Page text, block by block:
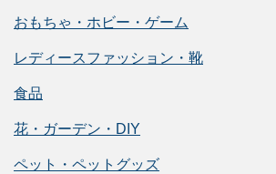
おもちゃ・ホビー・ゲーム
レディースファッション・靴
食品
花・ガーデン・DIY
ペット・ペットグッズ